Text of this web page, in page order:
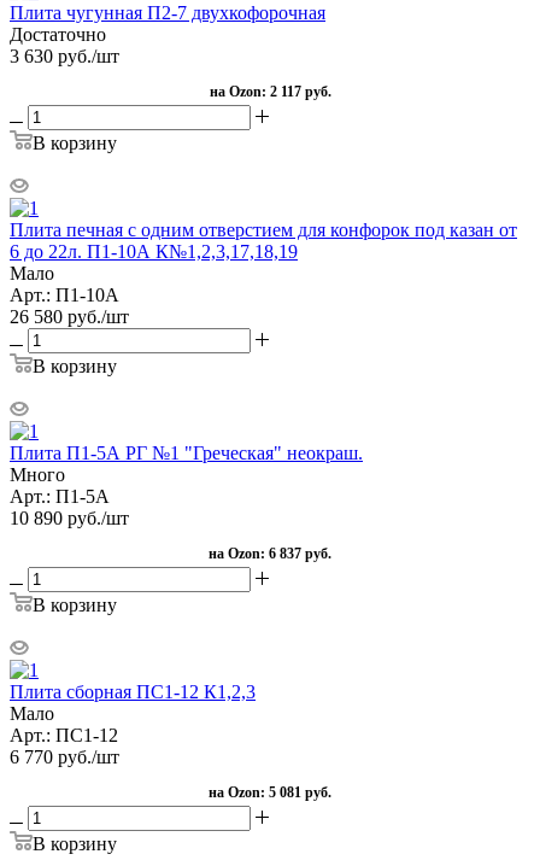
Плита чугунная П2-7 двухкофорочная
Достаточно
3 630 руб./шт
на Ozon: 2 117 руб.
В корзину
Плита печная с одним отверстием для конфорок под казан от
6 до 22л. П1-10А К№1,2,3,17,18,19
Мало
Арт.: П1-10А
26 580 руб./шт
В корзину
Плита П1-5А РГ №1 "Греческая" неокраш.
Много
Арт.: П1-5А
10 890 руб./шт
на Ozon: 6 837 руб.
В корзину
Плита сборная ПС1-12 К1,2,3
Мало
Арт.: ПС1-12
6 770 руб./шт
на Ozon: 5 081 руб.
В корзину